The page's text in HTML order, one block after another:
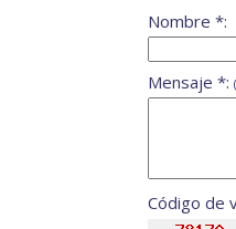
Nombre *:
Mensaje *:
Código de